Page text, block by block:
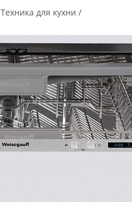
Техника для кухни